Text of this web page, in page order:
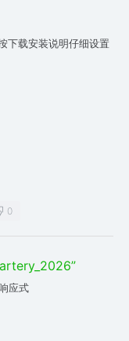
下载安装说明仔细设置
里通知模板更新动
0
应式